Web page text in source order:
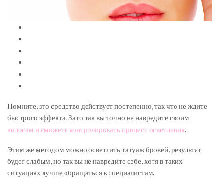
Помните, это средство действует постепенно, так что не ждите
быстрого эффекта. Зато так вы точно не навредите своим
волосам и сможете контролировать процесс осветления.
Этим же методом можно осветлить татуаж бровей, результат
будет слабым, но так вы не навредите себе, хотя в таких
ситуациях лучше обращаться к специалистам.